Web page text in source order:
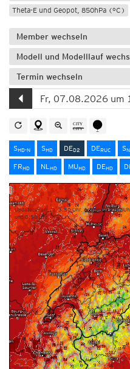
Theta-E und Geopot, 850hPa (°C)
Member wechseln
Modell und Modelllauf
Termin wechseln
SHD-N SHD DED2 DERUC S
FRHD NLHD MUHD DEHD
Updatezeiten: ca. 3:50 Uhr, 6:50 Uhr, 9:50
und 0:50 Uhr